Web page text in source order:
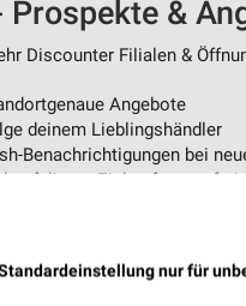
Prospekte &
Discounter Filialen &
Angebote
deinem Lieblingshändler
Benachrichtigungen bei
- Einkauf stressfrei
nur für